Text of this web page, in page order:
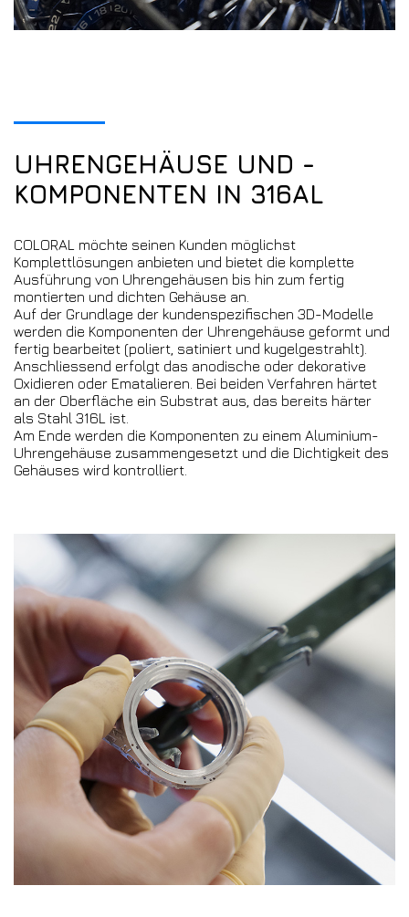
UHRENGEHÄUSE UND -
KOMPONENTEN IN 316AL
COLORAL möchte seinen Kunden möglichst
Komplettlösungen anbieten und bietet die komplette
Ausführung von Uhrengehäusen bis hin zum fertig
montierten und dichten Gehäuse an.
Auf der Grundlage der kundenspezifischen 3D-Modelle
werden die Komponenten der Uhrengehäuse geformt und
fertig bearbeitet (poliert, satiniert und kugelgestrahlt).
Anschliessend erfolgt das anodische oder dekorative
Oxidieren oder Ematalieren. Bei beiden Verfahren härtet
an der Oberfläche ein Substrat aus, das bereits härter
als Stahl 316L ist.
Am Ende werden die Komponenten zu einem Aluminium-
Uhrengehäuse zusammengesetzt und die Dichtigkeit des
Gehäuses wird kontrolliert.